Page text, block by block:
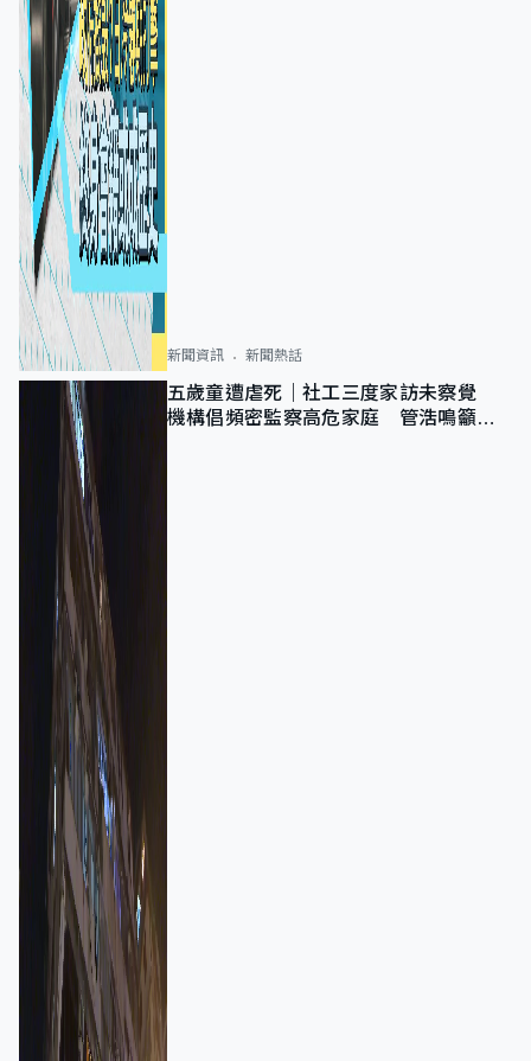
新聞資訊 新聞熱話
五歲童遭虐死｜社工三度家訪未察覺
機構倡頻密監察高危家庭 管浩鳴籲加